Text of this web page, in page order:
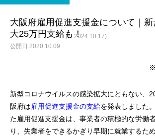
大阪府雇用促進支援金について｜
大25万円支給も！
2020.10.09
(↻ 2024.10.17)
新型コロナウイルスの感染拡大にともない、
阪府は雇用促進支援金の支給を発表しました
た雇用促進支援金は、事業者の積極的な労働
り、失業者をできるかぎり早期に就業するた